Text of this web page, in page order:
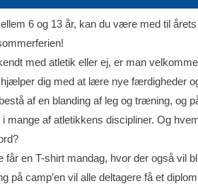
6 og 13 år, kan du være med til
med atletik eller ej, er man
dig med at lære nye færdigheder
af en blanding af leg og træning, og
mange af atletikkens discipliner. Og
får en T-shirt mandag, hvor der også vil
på camp’en vil alle deltagere få et